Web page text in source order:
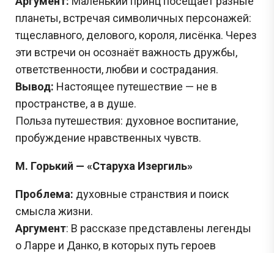
планеты, встречая символичных персонажей:
тщеславного, делового, короля, лисёнка. Через
эти встречи он осознаёт важность дружбы,
ответственности, любви и сострадания.
Вывод: Настоящее путешествие — не в
пространстве, а в душе.
Польза путешествия: духовное воспитание,
пробуждение нравственных чувств.
М. Горький — «Старуха Изергиль»
Проблема: духовные странствия и поиск
смысла жизни.
Аргумент: В рассказе представлены легенды
о Ларре и Данко, в которых путь героев